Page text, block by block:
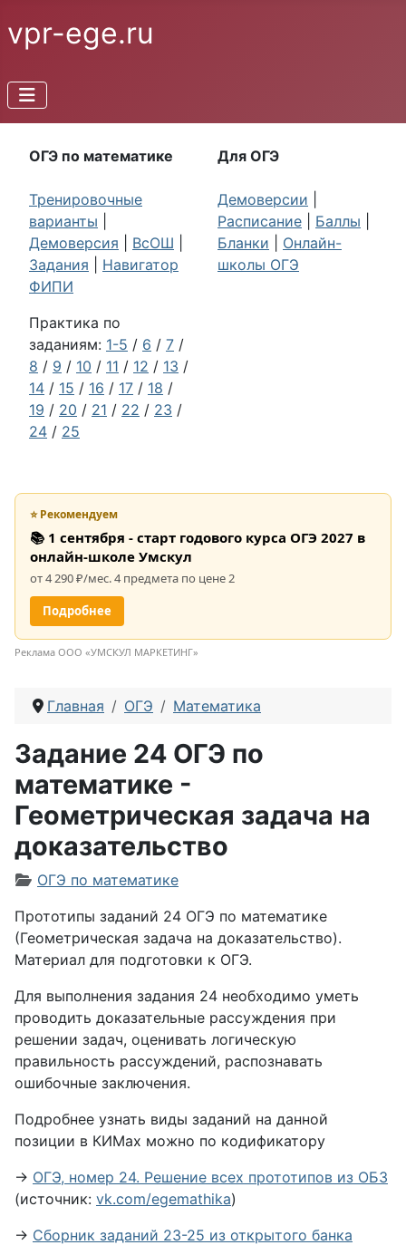
vpr-ege.ru
ОГЭ по математике
Тренировочные
варианты
Демоверсия
ВсОШ
Задания
Навигатор
ФИПИ
Практика по
заданиям: 1-5 / 6 / 7 /
8 / 9 / 10 / 11 / 12 / 13 /
14 / 15 / 16 / 17 / 18 /
19 / 20 / 21 / 22 / 23 /
24 / 25
Для ОГЭ
Демоверсии
Расписание
Баллы
Бланки
Онлайн-
школы ОГЭ
⭐ Рекомендуем
📚 1 сентября - старт годового курса ОГЭ 2027 в
онлайн-школе Умскул
от 4 290 ₽/мес. 4 предмета по цене 2
Подробнее
Реклама ООО «УМСКУЛ МАРКЕТИНГ»
Главная ОГЭ Математика
Задание 24 ОГЭ по
математике -
Геометрическая задача на
доказательство
Информация о материале
ОГЭ по математике
Прототипы заданий 24 ОГЭ по математике
(Геометрическая задача на доказательство).
Материал для подготовки к ОГЭ.
Для выполнения задания 24 необходимо уметь
проводить доказательные рассуждения при
решении задач, оценивать логическую
правильность рассуждений, распознавать
ошибочные заключения.
Подробнее узнать виды заданий на данной
позиции в КИМах можно по кодификатору
→ ОГЭ, номер 24. Решение всех прототипов из ОБЗ
(источник: vk.com/egemathika)
→ Сборник заданий 23-25 из открытого банка